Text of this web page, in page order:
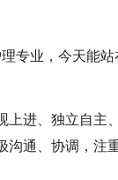
专业，今天能
上进、独立自主
通、协调，注